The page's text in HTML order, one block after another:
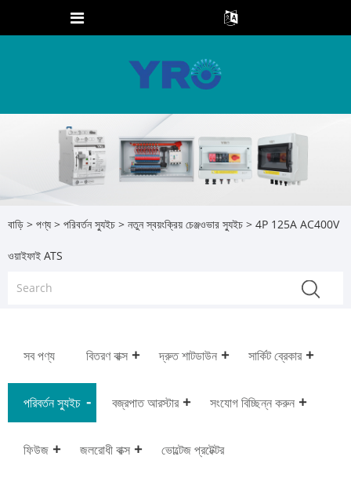
বাড়ি > পণ্য > পরিবর্তন স্যুইচ > নতুন স্বয়ংক্রিয় চেঞ্জওভার স্যুইচ > 4P 125A AC400V
ওয়াইফাই ATS
সব পণ্য বিতরণ বাক্স দ্রুত শাটডাউন সার্কিট ব্রেকার
পরিবর্তন স্যুইচ বজ্রপাত আরস্টার সংযোগ বিচ্ছিন্ন করুন
ফিউজ জলরোধী বাক্স ভোল্টেজ প্রটেক্টর